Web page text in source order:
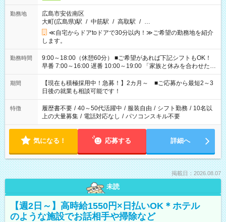
勤務地
広島市安佐南区
大町(広島県)駅 / 中筋駅 / 高取駅 / …
≪自宅からドアtoドアで30分以内！≫ご希望の勤務地を紹介
します。
勤務時間
9:00～18:00（休憩60分） ■ご希望があれば下記シフトもOK！
早番 7:00～16:00 遅番 10:00～19:00 「家族と休みを合わせた
い」 「余裕を持って夕飯の準備がしたい」 「できれば残業はし
たくない」 など、ご希望を教えてくださいね。 ※Wワーク希望
の方へ 今ご覧のお仕事で希望する勤務時間と、もう1つのお仕事
の勤務時間。 合計で週40時間を超える場合は応募できません。
期間
【現在も積極採用中！急募！】2カ月～ ■ご応募から最短2～3
日後の就業も相談可能です！
特徴 履歴書不要 / 40～50代活躍中 / 服装自由 / シフト勤務 / 10名以
上の大量募集 / 電話対応なし / パソコンスキル不要
気になる！ 応募する 詳細へ
掲載日：2026.08.07
未読
【週2日～】高時給1550円×日払いOK＊ホテル
のような施設でお話相手や掃除など